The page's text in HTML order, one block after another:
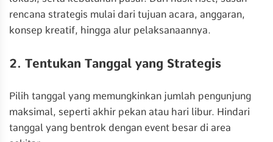
rencana strategis mulai dari tujuan acara, anggaran,
konsep kreatif, hingga alur pelaksanaannya.
2. Tentukan Tanggal yang Strategis
Pilih tanggal yang memungkinkan jumlah pengunjung
maksimal, seperti akhir pekan atau hari libur. Hindari
tanggal yang bentrok dengan event besar di area